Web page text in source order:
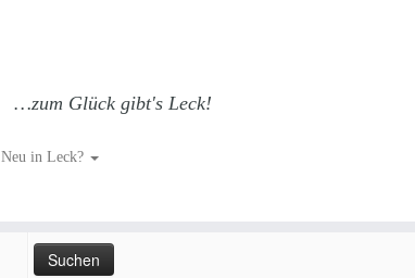
…zum Glück gibt's Leck!
Neu in Leck?
Such dich GLÜCKlich…